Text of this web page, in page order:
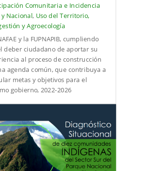
Comunitaria e Incidencia
y Nacional, Uso del Territorio,
y Agroecología
y la FUPNAPIB, cumpliendo
deber ciudadano de aportar su
al proceso de construcción
agenda común, que contribuya a
metas y objetivos para el
gobierno, 2022-2026